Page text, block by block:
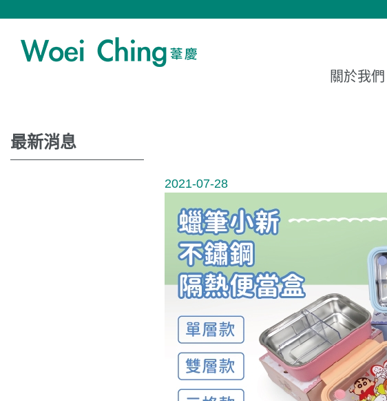
關於我們
最新消息
2021-07-28